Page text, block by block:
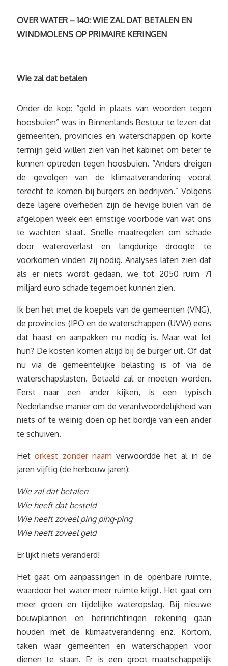
OVER WATER – 140: WIE ZAL DAT BETALEN EN
WINDMOLENS OP PRIMAIRE KERINGEN
Wie zal dat betalen
Onder de kop: “geld in plaats van woorden tegen
hoosbuien” was in Binnenlands Bestuur te lezen dat
gemeenten, provincies en waterschappen op korte
termijn geld willen zien van het kabinet om beter te
kunnen optreden tegen hoosbuien. “Anders dreigen
de gevolgen van de klimaatverandering vooral
terecht te komen bij burgers en bedrijven.” Volgens
deze lagere overheden zijn de hevige buien van de
afgelopen week een ernstige voorbode van wat ons
te wachten staat. Snelle maatregelen om schade
door wateroverlast en langdurige droogte te
voorkomen vinden zij nodig. Analyses laten zien dat
als er niets wordt gedaan, we tot 2050 ruim 71
miljard euro schade tegemoet kunnen zien.
Ik ben het met de koepels van de gemeenten (VNG),
de provincies (IPO en de waterschappen (UVW) eens
dat haast en aanpakken nu nodig is. Maar wat let
hun? De kosten komen altijd bij de burger uit. Of dat
nu via de gemeentelijke belasting is of via de
waterschapslasten. Betaald zal er moeten worden.
Eerst naar een ander kijken, is een typisch
Nederlandse manier om de verantwoordelijkheid van
niets of te weinig doen op het bordje van een ander
te schuiven.
Hetorkest zonder naam verwoordde het al in de
jaren vijftig (de herbouw jaren):
Wie zal dat betalen
Wie heeft dat besteld
Wie heeft zoveel ping ping-ping
Wie heeft zoveel geld
Er lijkt niets veranderd!
Het gaat om aanpassingen in de openbare ruimte,
waardoor het water meer ruimte krijgt. Het gaat om
meer groen en tijdelijke wateropslag. Bij nieuwe
bouwplannen en herinrichtingen rekening gaan
houden met de klimaatverandering enz. Kortom,
taken waar gemeenten en waterschappen voor
dienen te staan. Er is een groot maatschappelijk